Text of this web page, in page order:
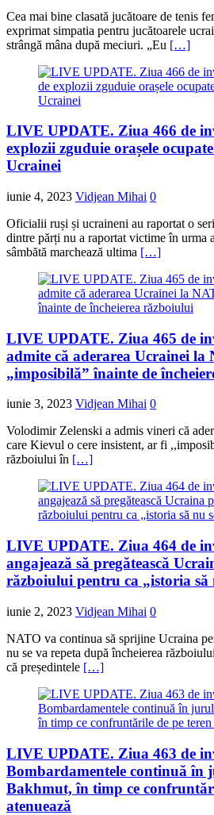
Cea mai bine clasată jucătoare de tenis
exprimat simpatia pentru jucătoarele
strângă mâna după meciuri. „Eu […]
LIVE UPDATE. Ziua 466 de
explozii zguduie orașele
Ucrainei
iunie 4, 2023 Vidjean Mihai 0
Oficialii ruși și ucraineni au raportat o
dintre părți nu a raportat victime în urma
sâmbătă marchează ultima […]
LIVE UPDATE. Ziua 465 de
admite că aderarea Ucrainei la
„imposibilă” înainte de
iunie 3, 2023 Vidjean Mihai 0
Volodimir Zelenski a admis vineri că
care Kievul o cere insistent, ar fi
războiului în […]
LIVE UPDATE. Ziua 464 de
angajează să pregătească
războiului pentru ca „istoria să
iunie 2, 2023 Vidjean Mihai 0
NATO va continua să sprijine Ucraina
nu se va repeta după încheierea
că președintele […]
LIVE UPDATE. Ziua 463 de
Bombardamentele continuă în
Bakhmut, în timp ce
atenuează